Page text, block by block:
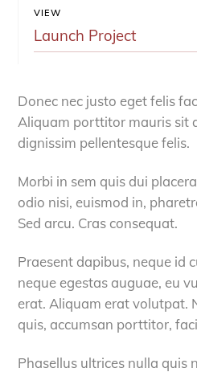
VIEW
Launch Project
Donec nec justo eget felis
Aliquam porttitor mauris sit
dignissim pellentesque felis.
Morbi in sem quis dui
odio nisi, euismod in,
Sed arcu. Cras consequat.
Praesent dapibus, neque id
neque egestas auguae, eu
erat. Aliquam erat volutpat.
quis, accumsan porttitor,
Phasellus ultrices nulla quis